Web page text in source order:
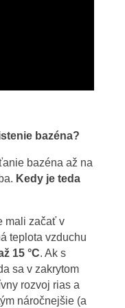
bazéna?
bazéna až na
Kedy je teda
mali začať v
teplota vzduchu
15 °C. Ak s
sa v zakrytom
rozvoj rias a
náročnejšie (a